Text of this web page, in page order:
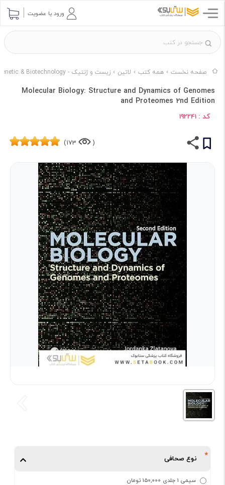
ورود یا عضویت
صفحه نخست همه کتب لاتین زیست و ژنتیک - Genetic & Biotechnology
Molecular Biology: Structure and Dynamics of Genomes
and Proteomes 2nd Edition
کد : 192241
(
173)
نوع صحافی
سیمی 1 جلدی 150,000 تومان